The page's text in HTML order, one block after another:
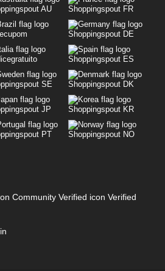
AU Shoppingspout FR
Shoppingspout DE
Shoppingspout ES
SE Shoppingspout DK
JP Shoppingspout KR
PT Shoppingspout NO
Community Verified icon Verified